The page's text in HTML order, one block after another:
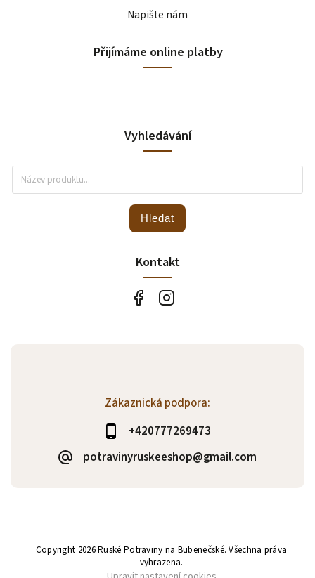
Zákaznická podpora:
+420777269473
potravinyruskeeshop@gmail.com
Napište nám
Přijímáme online platby
Vyhledávání
Hledat
Kontakt
Copyright 2026Ruské Potraviny na Bubenečské. Všechna práva
vyhrazena.